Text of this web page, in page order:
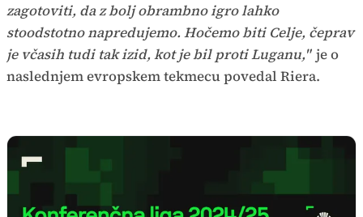
zagotoviti, da z bolj obrambno igro lahko
stoodstotno napredujemo. Hočemo biti Celje, čeprav
je včasih tudi tak izid, kot je bil proti Luganu," je o
naslednjem evropskem tekmecu povedal Riera.